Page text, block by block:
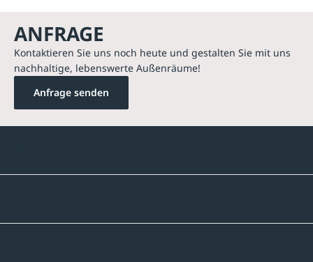
ANFRAGE
Kontaktieren Sie uns noch heute und gestalten Sie mit uns
nachhaltige, lebenswerte Außenräume!
Anfrage senden